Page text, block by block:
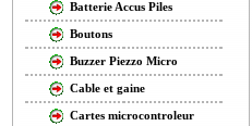
Batterie Accus Piles
Boutons
Buzzer Piezzo Micro
Cable et gaine
Cartes microcontroleur